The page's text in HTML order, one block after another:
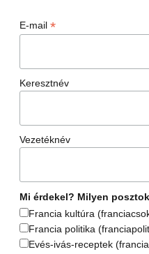
E-mail *
Keresztnév
Vezetéknév
Mi érdekel? Milyen
Francia kultúra
Francia politika
Evés-ivás-receptek